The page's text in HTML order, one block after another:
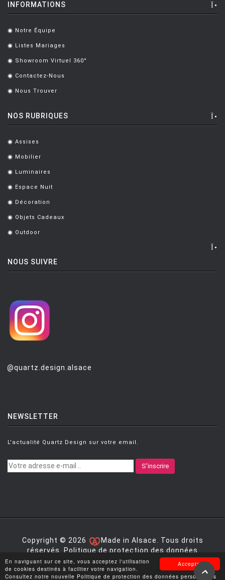
Accepter
En naviguant sur ce site, vous acceptez l'utilisation
de cookies destinés à faciliter votre navigation.
Consultez notre nouvelle Politique de protection des données personnelles
INFORMATIONS
. Notre Équipe
. Listes Mariages
. Showroom Virtuel 360°
. Contactez-Nous
. Nous Trouver
NOS RUBRIQUES
. Assises
. Mobilier
. Luminaires
. Espace Nuit
. Décoration
. Objets Cadeaux
. Outdoor
NOUS SUIVRE
@quartz.design.alsace
NEWSLETTER
L'actualité Quartz Design sur votre email.
S'inscrire
Copyright © 2026
Made in Alsace. Tous droits
réservés.
Politique de protection des données
personnelles|Mentions légales|Conditions générales
de vente